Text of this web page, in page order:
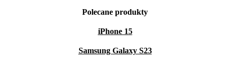
Polecane produkty
iPhone 15
Samsung Galaxy S23